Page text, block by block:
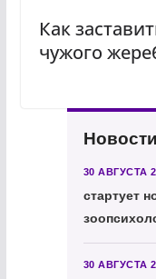
Как
чужого
30 АВГУСТА
стартует
30 АВГУСТА